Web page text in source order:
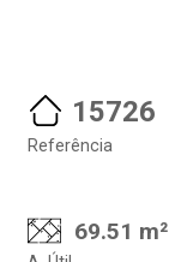
15726
Referência
69.51 m²